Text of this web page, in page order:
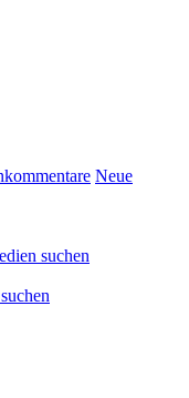
Neue
suchen